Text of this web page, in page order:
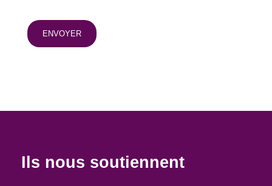
Ils nous soutiennent